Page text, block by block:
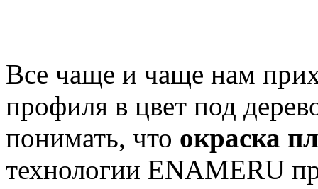
Все чаще и чаще нам
профиля в цвет под
понимать, что окраска
технологии ENAMERU